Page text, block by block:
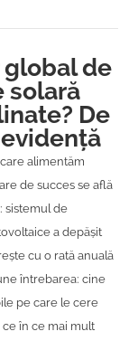
de
solară
De
alimentăm
de succes se află
sistemul de
a depășit
cu o rată anuală
întrebarea: cine
pe care le cere
în ce mai mult